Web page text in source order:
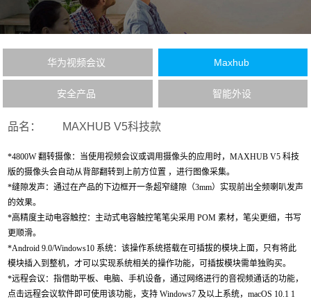
华为视频会议 Maxhub
安全产品 智能外设
MAXHUB V5科技款
品名：
*4800W翻转摄像：当使用视频会议或调用摄像头的应用时， MAXHUB V5 科技
版的摄像头会自动从背部翻转到上前方位置 ，进行图像采集。
*缝隙发声：通过在产品的下边框开一条超窄缝隙（3mm）实现前出全频喇叭发声
的效果。
*高精度主动电容触控：主动式电容触控笔笔尖采用 POM 素材，笔尖更细，书写
更顺滑。
*Android 9.0/Windows10 系统：该操作系统搭载在可插拔的模块上面，只有将此
模块插入到整机，才可以实现系统相关的操作功能，可插拔模块需单独购买。
*远程会议：指借助平板、电脑、手机设备，通过网络进行的音视频通话的功能，
点击远程会议软件即可使用该功能，支持 Windows7 及以上系统， macOS 10.1 1